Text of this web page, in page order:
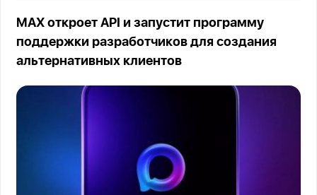
MAX откроет API и запустит программу
поддержки разработчиков для создания
альтернативных клиентов